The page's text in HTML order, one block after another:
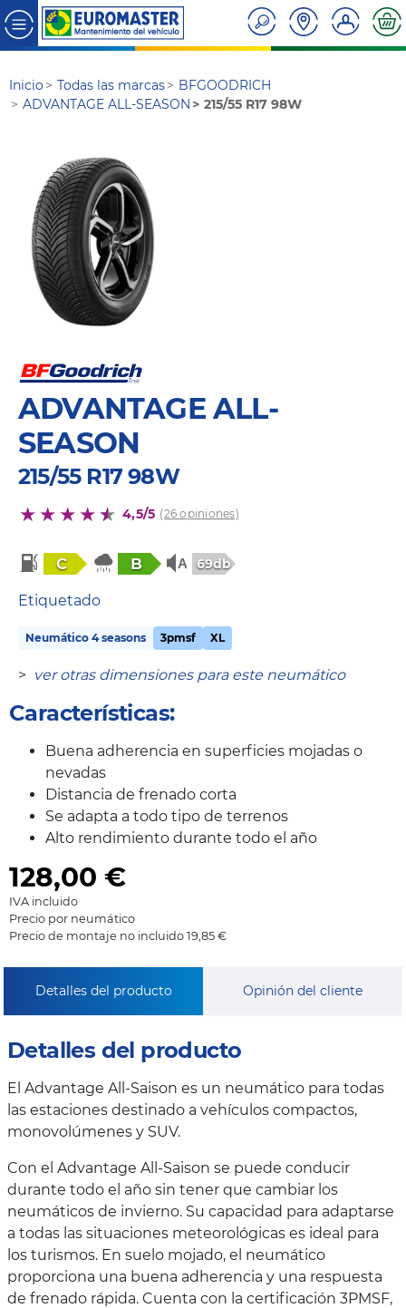
Inicio Todas las marcas
BFGOODRICH
ADVANTAGE ALL-SEASON
215/55 R17 98W
ADVANTAGE ALL-
SEASON
215/55 R17 98W
4,5/5 (26 opiniones)
C B 69db
Etiquetado
Neumático 4 seasons 3pmsf XL
> ver otras dimensiones para este neumático
Características:
Buena adherencia en superficies mojadas o
nevadas
Distancia de frenado corta
Se adapta a todo tipo de terrenos
Alto rendimiento durante todo el año
128,00 €
IVA incluido
Precio por neumático
Precio de montaje no incluido 19,85 €
Detalles del producto Opinión del cliente
Detalles del producto
El Advantage All-Saison es un neumático para todas
las estaciones destinado a vehículos compactos,
monovolúmenes y SUV.
Con el Advantage All-Saison se puede conducir
durante todo el año sin tener que cambiar los
neumáticos de invierno. Su capacidad para adaptarse
a todas las situaciones meteorológicas es ideal para
los turismos. En suelo mojado, el neumático
proporciona una buena adherencia y una respuesta
de frenado rápida. Cuenta con la certificación 3PMSF,